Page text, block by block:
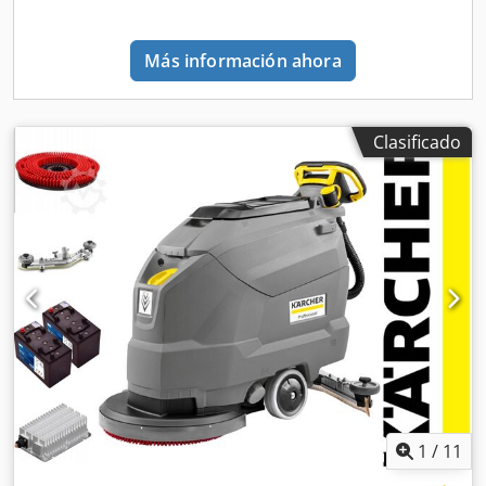
con gomas de poliuretano resistentes al aceite Cepillo de
disco de 510 mm rojo - dureza media Equipamiento:
Potente tracción Parada automática de agua Válvula
máquina lista para trabajar con batería y cargador está
disponible en otros anuncios nuestros. Ventajas: -
Símbolos intuitivos y panel de control claro. Fases de
formación muy cortas. Manejo sencillo gracias a pocos
elementos de control codificados en amarillo. -
Construcción robusta con cabezal de cepillo de disco
integrado. Alto rendimiento gracias al gran ancho de
trabajo. Cambio de cepillos mediante pedal de liberación. -
Máquina especialmente maniobrable. Buena visibilidad de
las superficies a limpiar. Transporte sencillo.
Características destacadas: - Gracias a su diseño estrecho
y compacto, nuestra fregadora-aspiradora de conductor
sentado BD 50/70 R Bp Pack Classic con tecnología de
cepillo de disco es extremadamente fácil de maniobrar y
transportar, incluso en ascensores. De este modo, este
modelo básico económico se posiciona como una auténtica
Más información ahora
Clasificado
1 / 11